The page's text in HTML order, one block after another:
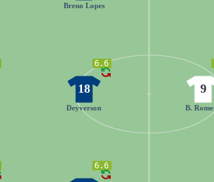
Breno Lopes
6.6
18
Deyverson
6.6
9
B.